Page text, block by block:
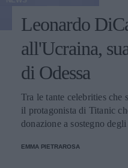
Leonardo
all'Ucraina,
di Odessa
Tra le tante celebrities che
il protagonista di Titanic
donazione a sostegno
l'agenzia di stampa
EMMA PIETRAROSA